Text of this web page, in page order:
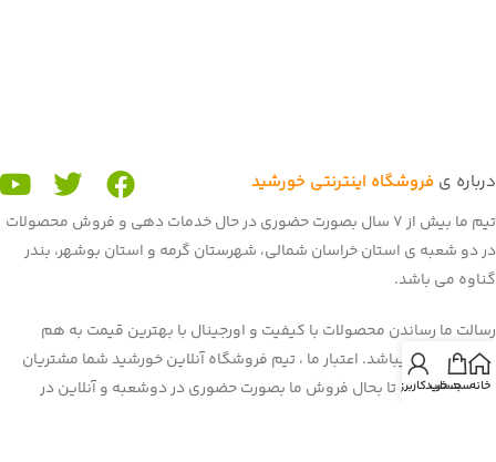
درباره ی فروشگاه اینترنتی خورشید
تیم ما بیش از 7 سال بصورت حضوری در حال خدمات دهی و فروش محصولات
در دو شعبه ی استان خراسان شمالی، شهرستان گرمه و استان بوشهر، بندر
گناوه می باشد.
رسالت ما رساندن محصولات با کیفیت و اورجینال با بهترین قیمت به هم
میهنان عزیز میباشد. اعتبار ما ، تیم فروشگاه آنلاین خورشید شما مشتریان
عزیز می باشید. تا بحال فروش ما بصورت حضوری در دوشعبه و آنلاین در
خانهسبد خرید
حساب کاربری من